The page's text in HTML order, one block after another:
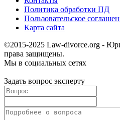
Политика обработки ПД
Пользовательское
Карта сайта
©2015-2025 Law-divorce.org -
права защищены.
Мы в социальных сетях
Задать вопрос эксперту